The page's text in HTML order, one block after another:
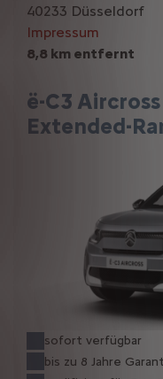
8,8 km entfernt
ë-C3
Extended-
sofort verfügbar
bis zu 8 Jahre
40233 Düsseldorf
Impressum